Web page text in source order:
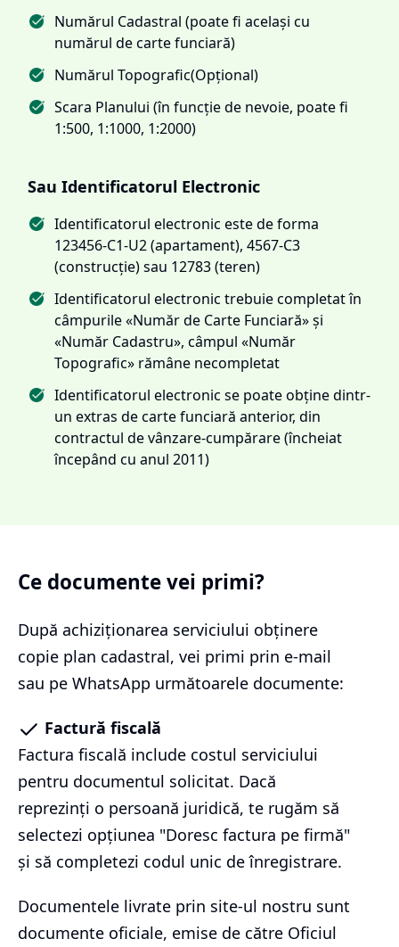
Numărul Cadastral (poate fi același cu
numărul de carte funciară)
Numărul Topografic(Opțional)
Scara Planului (în funcție de nevoie, poate fi
1:500, 1:1000, 1:2000)
Sau Identificatorul Electronic
Identificatorul electronic este de forma
123456-C1-U2 (apartament), 4567-C3
(construcție) sau 12783 (teren)
Identificatorul electronic trebuie completat în
câmpurile «Număr de Carte Funciară» și
«Număr Cadastru», câmpul «Număr
Topografic» rămâne necompletat
Identificatorul electronic se poate obține dintr-
un extras de carte funciară anterior, din
contractul de vânzare-cumpărare (încheiat
începând cu anul 2011)
Ce documente vei primi?
După achiziționarea serviciului obținere
copie plan cadastral, vei primi prin e-mail
sau pe WhatsApp următoarele documente:
Factură fiscală
Factura fiscală include costul serviciului
pentru documentul solicitat. Dacă
reprezinți o persoană juridică, te rugăm să
selectezi opțiunea "Doresc factura pe firmă"
și să completezi codul unic de înregistrare.
Documentele livrate prin site-ul nostru sunt
documente oficiale, emise de către Oficiul